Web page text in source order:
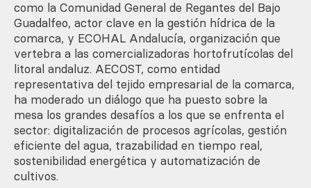
como la Comunidad General de Regantes del Bajo
Guadalfeo, actor clave en la gestión hídrica de la
comarca, y ECOHAL Andalucía, organización que
vertebra a las comercializadoras hortofrutícolas del
litoral andaluz. AECOST, como entidad
representativa del tejido empresarial de la comarca,
ha moderado un diálogo que ha puesto sobre la
mesa los grandes desafíos a los que se enfrenta el
sector: digitalización de procesos agrícolas, gestión
eficiente del agua, trazabilidad en tiempo real,
sostenibilidad energética y automatización de
cultivos.